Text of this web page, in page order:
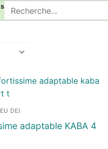
Rechercher
:
DE)
adaptable KABA 4